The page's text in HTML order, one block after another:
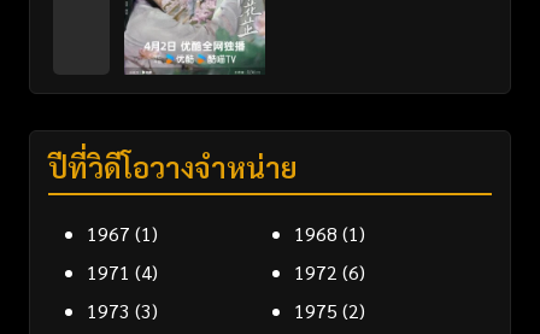
ปีที่วิดีโอวางจำหน่าย
1967 (1) 1968 (1)
1971 (4) 1972 (6)
1973 (3) 1975 (2)